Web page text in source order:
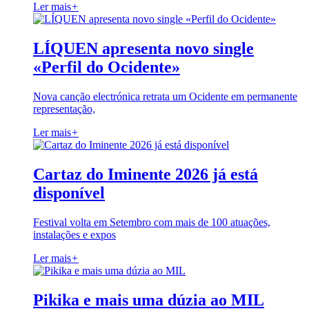
Ler mais+
LÍQUEN apresenta novo single
«Perfil do Ocidente»
Nova canção electrónica retrata um Ocidente em permanente
representação,
Ler mais+
Cartaz do Iminente 2026 já está
disponível
Festival volta em Setembro com mais de 100 atuações,
instalações e expos
Ler mais+
Pikika e mais uma dúzia ao MIL